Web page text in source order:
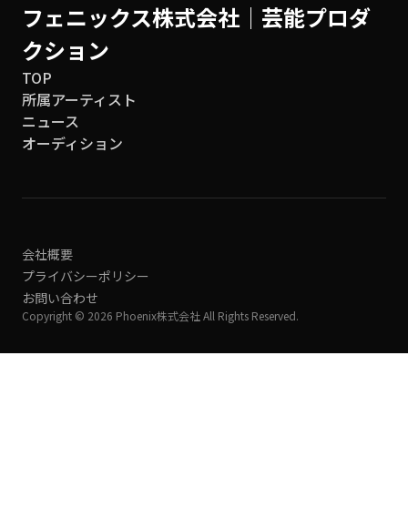
フェニックス株式会社│芸能プロダ
クション
TOP
所属アーティスト
ニュース
オーディション
会社概要
プライバシーポリシー
お問い合わせ
Copyright © 2026 Phoenix株式会社 All Rights Reserved.